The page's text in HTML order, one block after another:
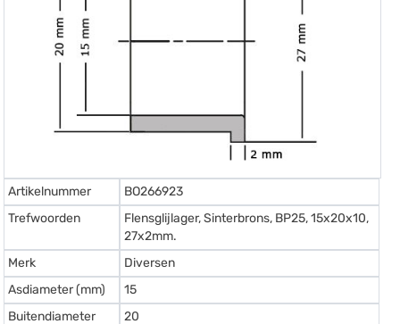
Artikelnummer
BO266923
Trefwoorden
Flensglijlager, Sinterbrons, BP25, 15x20x10,
27x2mm.
Merk
Diversen
Asdiameter (mm)
15
Buitendiameter
20